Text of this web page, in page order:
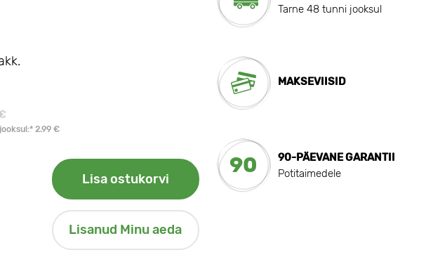
€
2.99 €
Lisa ostukorvi
Lisanud Minu aeda
Tarne 48 tunni jooksul
MAKSEVIISID
90
90-PÄEVANE GARANTII
Potitaimedele